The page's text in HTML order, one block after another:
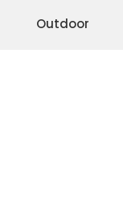
Outdoor